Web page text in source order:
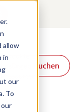
allow
in
our
To
Produkte
Ressourcen
Demo buchen
Demo buchen